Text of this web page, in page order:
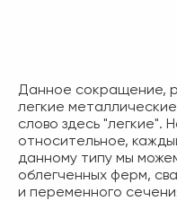
Данное сокращение,
легкие
слово здесь "легкие".
относительное,
данному типу мы
облегченных ферм,
и переменного